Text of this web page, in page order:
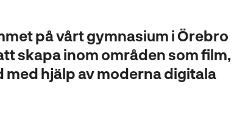
på vårt gymnasium i Örebro
skapa inom områden som film,
med hjälp av moderna digitala